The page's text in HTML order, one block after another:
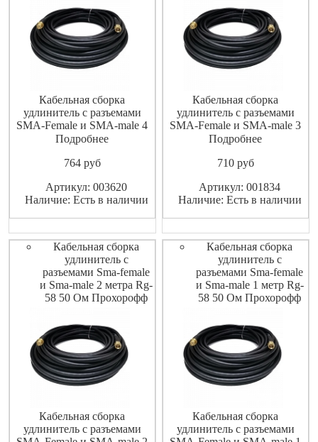
Кабельная сборка
удлинитель с разъемами
SMA-Female и SMA-male 4
метра RG-58 50 Ом
Подробнее
764pуб
Артикул: 003620
Наличие: Есть в наличии
Кабельная сборка
удлинитель с разъемами
SMA-Female и SMA-male 3
метра RG-58 50 Ом
Подробнее
710pуб
Артикул: 001834
Наличие: Есть в наличии
Кабельная сборка
удлинитель с
разъемами Sma-female
и Sma-male 2 метра Rg-
58 50 Ом Прохорофф
Кабельная сборка
удлинитель с разъемами
Кабельная сборка
удлинитель с
разъемами Sma-female
и Sma-male 1 метр Rg-
58 50 Ом Прохорофф
Кабельная сборка
удлинитель с разъемами